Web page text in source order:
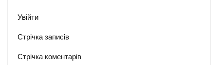
Увійти
Стрічка записів
Стрічка коментарів